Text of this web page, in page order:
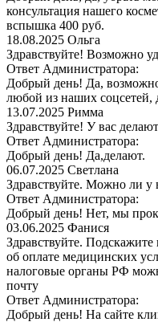
консультация нашего
вспышка 400 руб.
18.08.2025 Ольга
Здравствуйте! Возможно
Ответ Администратора:
Добрый день! Да,
любой из наших соцсетей,
13.07.2025 Римма
Здравствуйте! У вас
Ответ Администратора:
Добрый день! Да,делают.
06.07.2025 Светлана
Здравствуйте. Можно ли у
Ответ Администратора:
Добрый день! Нет, мы
03.06.2025 Фанися
Здравствуйте.
об оплате медицинских
налоговые органы РФ
почту
Ответ Администратора:
Добрый день! На сайте